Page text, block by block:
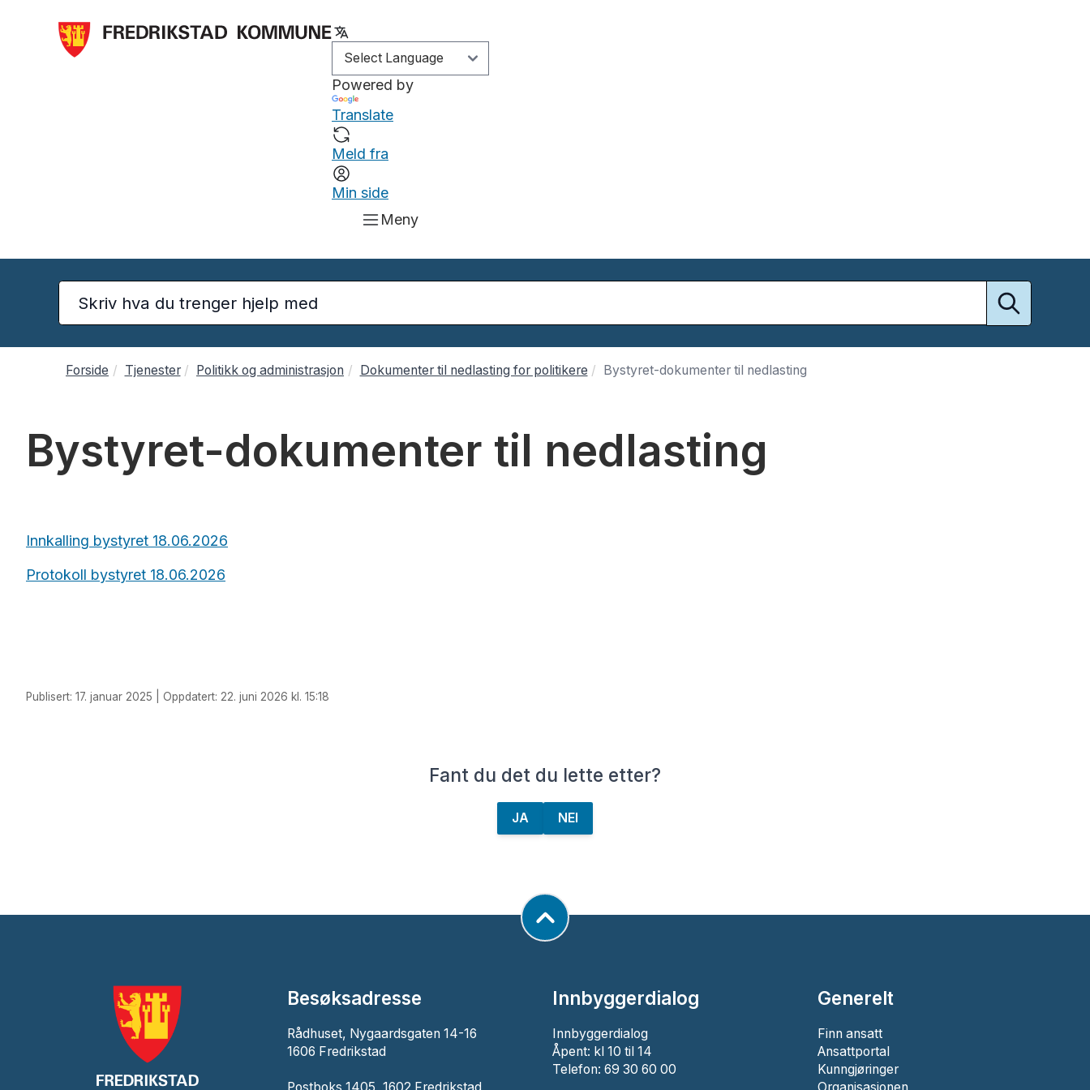
Powered by
Translate
Meld fra
Min side
Meny
Forside Tjenester Politikk og administrasjon Dokumenter til nedlasting for politikere Bystyret-dokumenter til nedlasting
Bystyret-dokumenter til nedlasting
Innkalling bystyret 18.06.2026
Protokoll bystyret 18.06.2026
Publisert: 17. januar 2025 | Oppdatert: 22. juni 2026 kl. 15:18
Fant du det du lette etter?
JA NEI
Besøksadresse
Rådhuset, Nygaardsgaten 14-16
1606 Fredrikstad
Innbyggerdialog
Innbyggerdialog
Åpent: kl 10 til 14
Telefon: 69 30 60 00
Generelt
Finn ansatt
Ansattportal
Kunngjøringer